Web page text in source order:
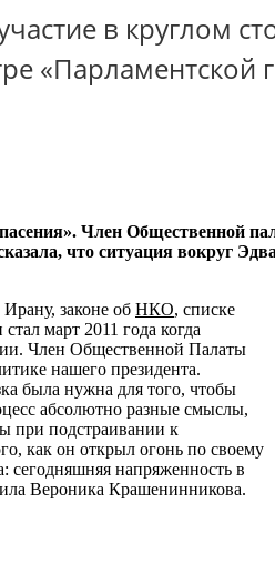
в круглом
«Парламентской
Член Общественной
что ситуация вокруг
Ирану, законе об НКО, списке
март 2011 года когда
Член Общественной Палаты
нашего президента.
была нужна для того, чтобы
абсолютно разные смыслы,
при подстраивании к
как он открыл огонь по своему
сегодняшняя напряженность в
Вероника Крашенинникова.